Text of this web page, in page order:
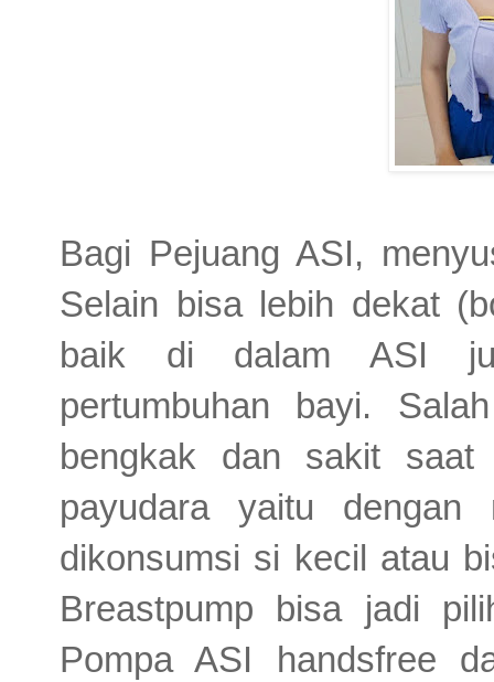
Bagi Pejuang ASI,
Selain bisa lebih dekat
baik di dalam ASI
pertumbuhan bayi.
bengkak dan sakit saat
payudara yaitu dengan
dikonsumsi si kecil atau
Breastpump bisa jadi
Pompa ASI handsfree